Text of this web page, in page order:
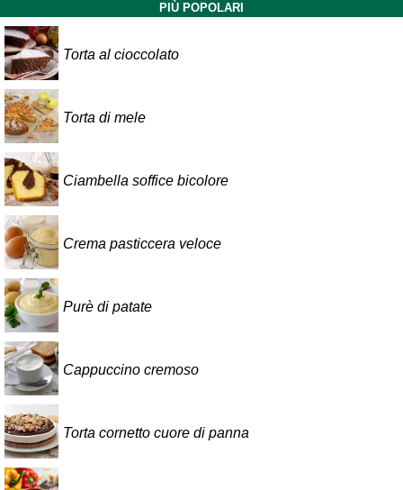
PIÙ POPOLARI
Torta al cioccolato
Torta di mele
Ciambella soffice bicolore
Crema pasticcera veloce
Purè di patate
Cappuccino cremoso
Torta cornetto cuore di panna